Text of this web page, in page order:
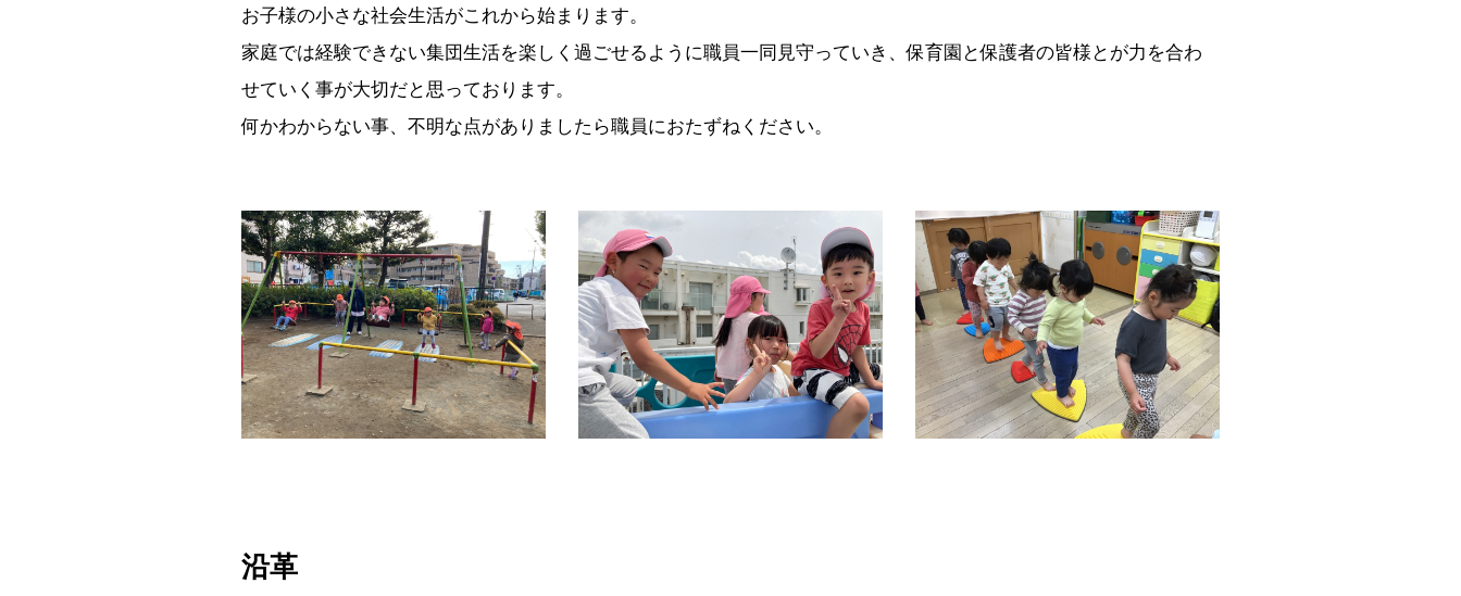
お子様の小さな社会生活がこれから始まります。
家庭では経験できない集団生活を楽しく過ごせるように職員一同見守っていき、保育園と保護者の皆様とが力を合わ
せていく事が大切だと思っております。
何かわからない事、不明な点がありましたら職員におたずねください。
沿革